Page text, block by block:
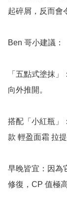
起碎屑，反而會
Ben 哥小建議：
「五點式塗抹
向外推開。
搭配「小紅瓶」
款 輕盈面霜 拉
早晚皆宜：因為
修復，CP 值極高